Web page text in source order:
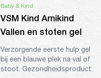
Baby & Kind
VSM Kind Arnikind
Vallen en stoten gel
Verzorgende eerste hulp gel
bij een blauwe plek na val of
stoot. Gezondheidsproduct.